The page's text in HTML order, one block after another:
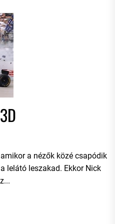
a nézők közé csapódik
lelátó leszakad. Ekkor Nick